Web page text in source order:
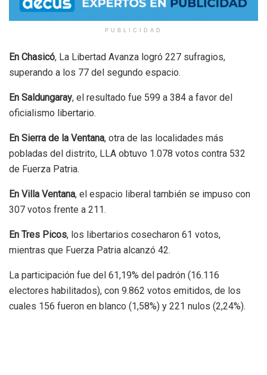
PUBLICIDAD
En Chasicó, La Libertad Avanza logró 227 sufragios,
superando a los 77 del segundo espacio.
En Saldungaray, el resultado fue 599 a 384 a favor del
oficialismo libertario.
En Sierra de la Ventana, otra de las localidades más
pobladas del distrito, LLA obtuvo 1.078 votos contra 532
de Fuerza Patria.
En Villa Ventana, el espacio liberal también se impuso con
307 votos frente a 211.
En Tres Picos, los libertarios cosecharon 61 votos,
mientras que Fuerza Patria alcanzó 42.
La participación fue del 61,19% del padrón (16.116
electores habilitados), con 9.862 votos emitidos, de los
cuales 156 fueron en blanco (1,58%) y 221 nulos (2,24%).